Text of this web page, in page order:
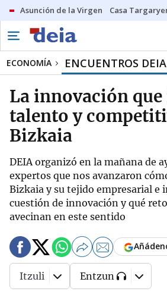
Asunción de la Virgen Casa
ECONOMÍA ENCUENTROS DEIA
La innovación
talento y
Bizkaia
DEIA organizó en la mañana de
expertos que nos avanzaron
Bizkaia y su tejido empresarial e
cuestión de innovación y qué
avecinan en este sentido
Itzuli Entzun